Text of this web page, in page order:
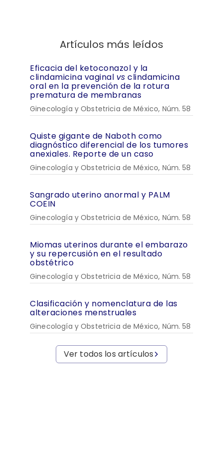
Artículos más leídos
Eficacia del ketoconazol y la
clindamicina vaginal vs clindamicina
oral en la prevención de la rotura
prematura de membranas
Ginecología y Obstetricia de México, Núm. 58
Quiste gigante de Naboth como
diagnóstico diferencial de los tumores
anexiales. Reporte de un caso
Ginecología y Obstetricia de México, Núm. 58
Sangrado uterino anormal y PALM
COEIN
Ginecología y Obstetricia de México, Núm. 58
Miomas uterinos durante el embarazo
y su repercusión en el resultado
obstétrico
Ginecología y Obstetricia de México, Núm. 58
Clasificación y nomenclatura de las
alteraciones menstruales
Ginecología y Obstetricia de México, Núm. 58
Ver todos los artículos